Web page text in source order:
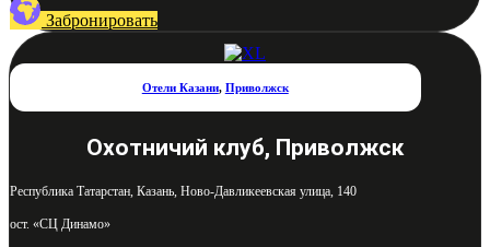
Забронировать
Отели Казани, Приволжск
Охотничий клуб, Приволжск
Республика Татарстан, Казань, Ново-Давликеевская улица, 140
ост. «СЦ Динамо»